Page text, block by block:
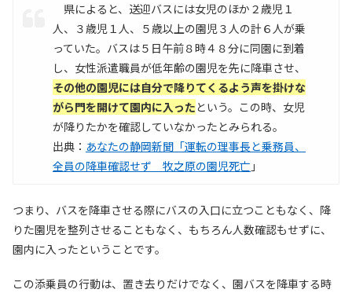
県によると、送迎バスには女児のほか２歳児１
人、３歳児１人、５歳以上の園児３人の計６人が乗
っていた。バスは５日午前８時４８分に同園に到着
し、女性派遣職員が低年齢の園児を先に降車させ、
その他の園児には自分で降りてくるよう声を掛けな
がら門を開けて園内に入ったという。この時、女児
が降りたかを確認していなかったとみられる。
出典： あなたの静岡新聞「運転の理事長と乗務員、
全員の降車確認せず 牧之原の園児死亡 」
つまり、バスを降車させる際にバスの入口に立つこともなく、降
りた園児を整列させることもなく、もちろん人数確認もせずに、
園内に入ったということです。
この添乗員の行動は、置き去りだけでなく、園バスを降車する時